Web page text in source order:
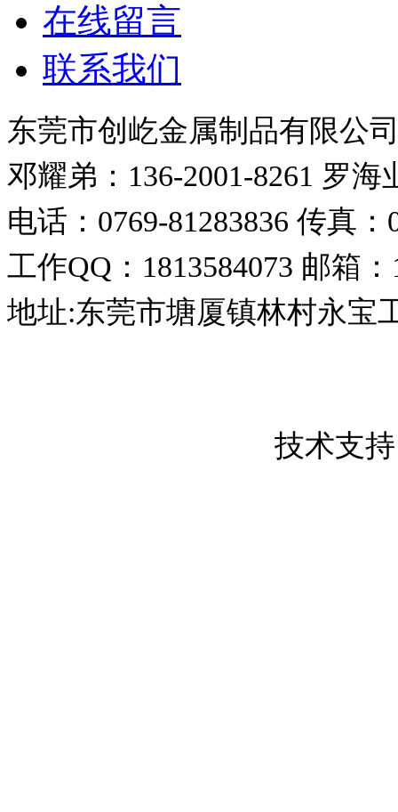
在线留言
联系我们
东莞市创屹金属制品有限公
邓耀弟：136-2001-8261 罗海
电话：0769-81283836 传真：
工作QQ：1813584073 邮箱：
地址:东莞市塘厦镇林村永宝
技术支